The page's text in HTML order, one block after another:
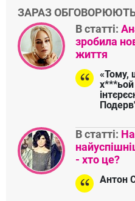
ЗАРАЗ
В статті:
зробила
життя
«Тому,
В статті:
- хто це?
Антон